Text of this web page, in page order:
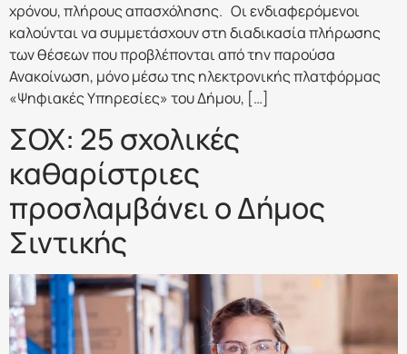
χρόνου, πλήρους απασχόλησης. Οι ενδιαφερόμενοι
καλούνται να συμμετάσχουν στη διαδικασία πλήρωσης
των θέσεων που προβλέπονται από την παρούσα
Ανακοίνωση, μόνο μέσω της ηλεκτρονικής πλατφόρμας
«Ψηφιακές Υπηρεσίες» του Δήμου, […]
ΣΟΧ: 25 σχολικές
καθαρίστριες
προσλαμβάνει ο Δήμος
Σιντικής